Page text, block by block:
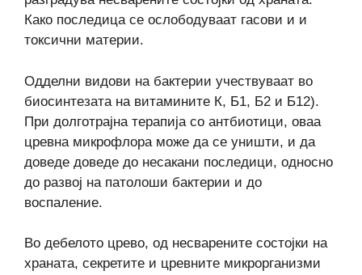
Како последица се ослободуваат гасови и и
токсични материи.
Одделни видови на бактерии учествуваат во
биосинтезата на витамините К, Б1, Б2 и Б12).
При долготрајна терапија со антбиотици, оваа
цревна микрофлора може да се уништи, и да
доведе доведе до несакани последици, односно
до развој на патолоши бактерии и до
воспаление.
Во дебелото црево, од несварените состојки на
храната, секретите и цревните микрорганизми